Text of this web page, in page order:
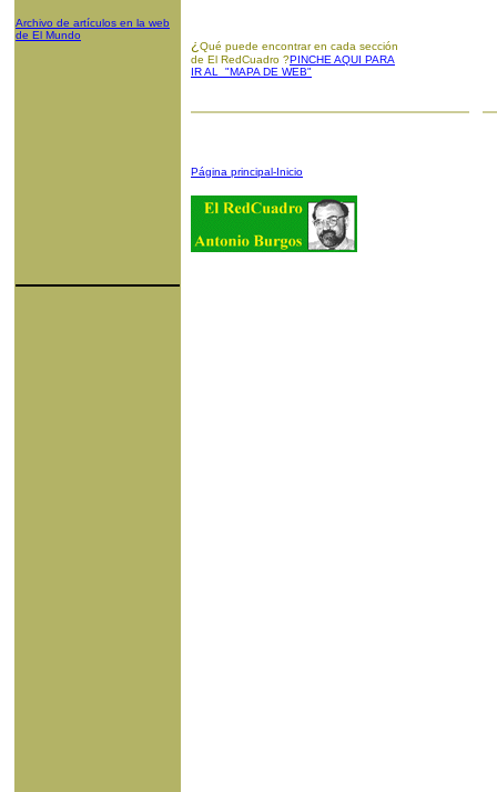
Archivo de artículos en la web
de El Mundo
¿ Qué puede encontrar en cada sección
de El RedCuadro ?PINCHE AQUI PARA
IR AL "MAPA DE WEB"
Página principal-Inicio